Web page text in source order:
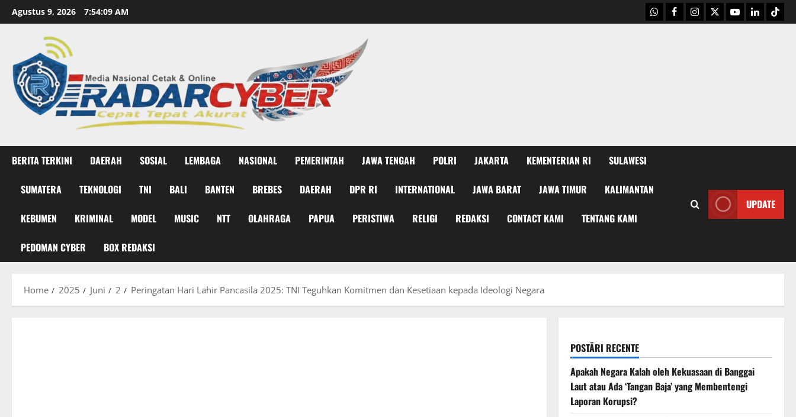
Skip
to
Agustus 9, 2026 7:54:10 AM WhatsApp
Facebook
Instagram
X Youtubelinkedin
BERITA TERKINI DAERAH SOSIAL LEMBAGA NASIONAL PEMERINTAH JAWA TENGAH POLRI JAKARTA KEMENTERIAN RI SULAWESI
SUMATERA TEKNOLOGI TNI BALI BANTEN BREBES DAERAH DPR RI INTERNATIONAL JAWA BARAT JAWA TIMUR KALIMANTAN
KEBUMEN KRIMINAL MODEL MUSIC NTT OLAHRAGA PAPUA PERISTIWA RELIGI REDAKSI CONTACT KAMI TENTANG KAMI
PEDOMAN CYBER BOX REDAKSI
UPDATE
Home 2025 Juni 2 Peringatan Hari Lahir Pancasila 2025: TNI Teguhkan Komitmen dan Kesetiaan kepada Ideologi Negara
POSTĂRI RECENTE
Apakah Negara Kalah oleh Kekuasaan di Banggai
Laut atau Ada ‘Tangan Baja’ yang Membentengi
Laporan Korupsi?